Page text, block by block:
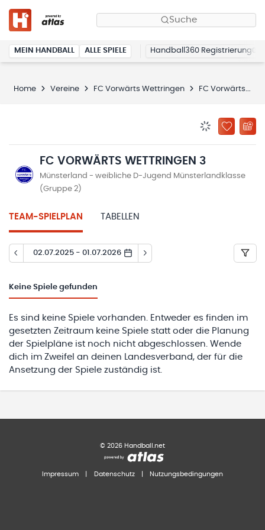
Suche
MEIN HANDBALL ALLE SPIELE Handball360 Registrierung
Home Vereine FC Vorwärts Wettringen FC Vorwärts Wettringen 3
ZU
FC VORWÄRTS WETTRINGEN 3
Münsterland - weibliche D-Jugend Münsterlandklasse
(Gruppe 2)
TEAM-SPIELPLAN TABELLEN
02.07.2025 - 01.07.2026
Keine Spiele gefunden
Es sind keine Spiele vorhanden. Entweder es finden im
gesetzten Zeitraum keine Spiele statt oder die Planung
der Spielpläne ist noch nicht abgeschlossen. Wende
dich im Zweifel an deinen Landesverband, der für die
Ansetzung der Spiele zuständig ist.
© 2026 Handball.net
Impressum Datenschutz Nutzungsbedingungen